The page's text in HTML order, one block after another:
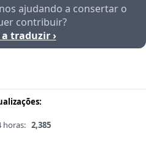
ajudando a consertar o
contribuir?
a traduzir ›
horas: 2,385